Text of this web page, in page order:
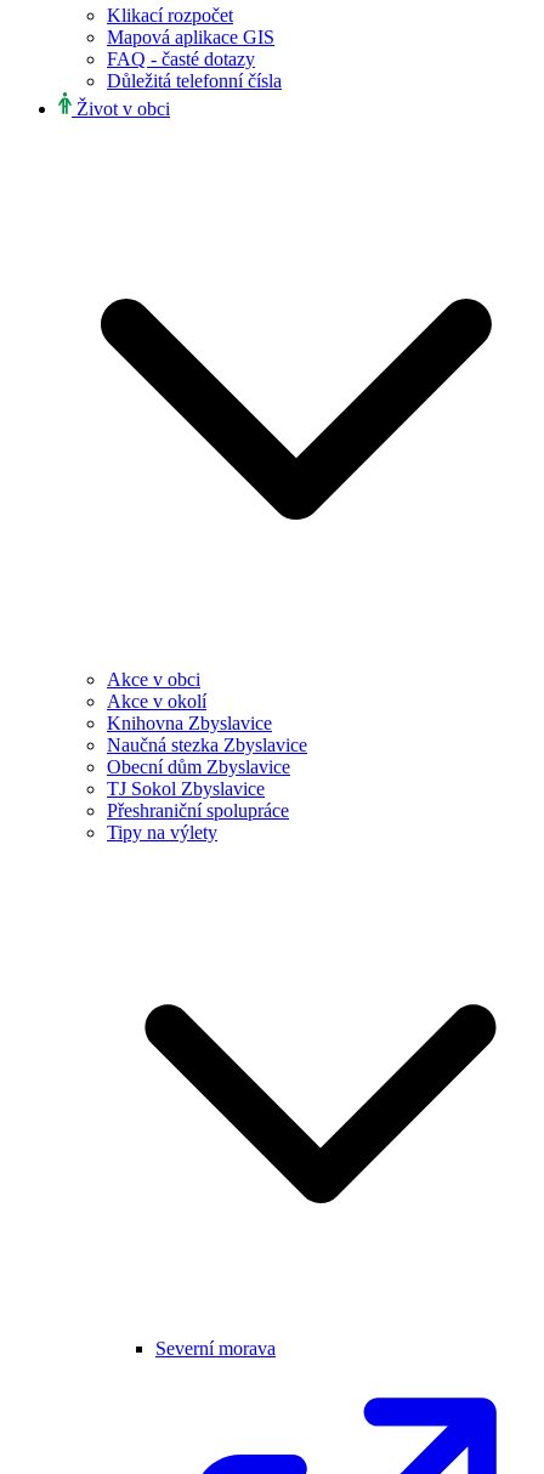
Klikací rozpočet
Mapová aplikace GIS
FAQ - časté dotazy
Důležitá telefonní čísla
Život v obci
Akce v obci
Akce v okolí
Knihovna Zbyslavice
Naučná stezka Zbyslavice
Obecní dům Zbyslavice
TJ Sokol Zbyslavice
Přeshraniční spolupráce
Tipy na výlety
Severní morava